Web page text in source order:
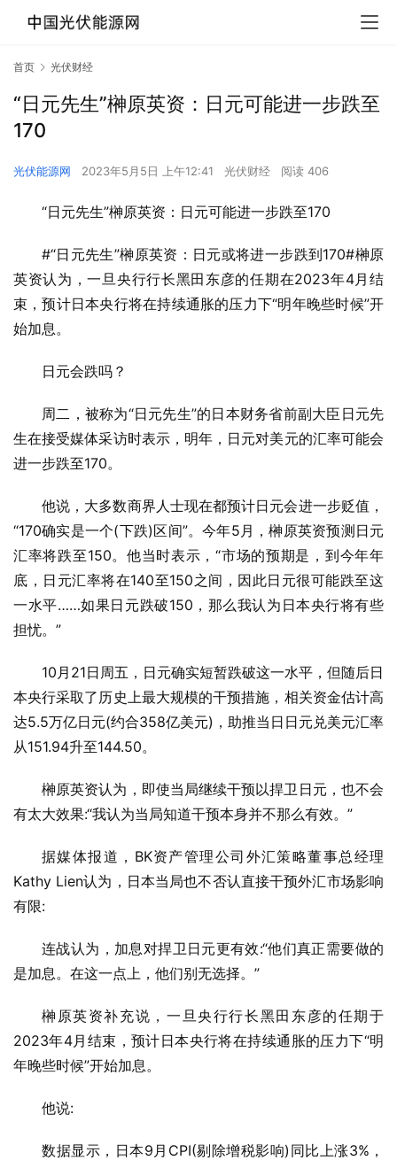
首页 光伏财经
“日元先生”榊原英资：日元可能进一步跌至
170
光伏能源网 2023年5月5日 上午12:41 光伏财经 阅读 406
“日元先生”榊原英资：日元可能进一步跌至170
#“日元先生”榊原英资：日元或将进一步跌到170#榊原
英资认为，一旦央行行长黑田东彦的任期在2023年4月结
束，预计日本央行将在持续通胀的压力下“明年晚些时候”开
始加息。
日元会跌吗？
周二，被称为“日元先生”的日本财务省前副大臣日元先
生在接受媒体采访时表示，明年，日元对美元的汇率可能会
进一步跌至170。
他说，大多数商界人士现在都预计日元会进一步贬值，
“170确实是一个(下跌)区间”。今年5月，榊原英资预测日元
汇率将跌至150。他当时表示，“市场的预期是，到今年年
底，日元汇率将在140至150之间，因此日元很可能跌至这
一水平……如果日元跌破150，那么我认为日本央行将有些
担忧。”
10月21日周五，日元确实短暂跌破这一水平，但随后日
本央行采取了历史上最大规模的干预措施，相关资金估计高
达5.5万亿日元(约合358亿美元)，助推当日日元兑美元汇率
从151.94升至144.50。
榊原英资认为，即使当局继续干预以捍卫日元，也不会
有太大效果:“我认为当局知道干预本身并不那么有效。”
据媒体报道，BK资产管理公司外汇策略董事总经理
Kathy Lien认为，日本当局也不否认直接干预外汇市场影响
有限:
连战认为，加息对捍卫日元更有效:“他们真正需要做的
是加息。在这一点上，他们别无选择。”
榊原英资补充说，一旦央行行长黑田东彦的任期于
2023年4月结束，预计日本央行将在持续通胀的压力下“明
年晚些时候”开始加息。
他说:
数据显示，日本9月CPI(剔除增税影响)同比上涨3%，